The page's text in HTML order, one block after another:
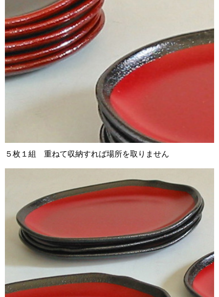
５枚１組 重ねて収納すれば場所を取りません